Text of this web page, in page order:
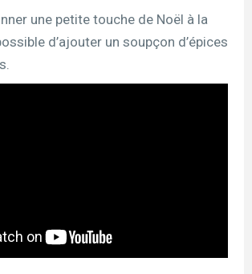
une petite touche de Noël à la
d’ajouter un soupçon d’épices